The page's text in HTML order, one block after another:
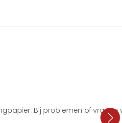
Bij problemen of